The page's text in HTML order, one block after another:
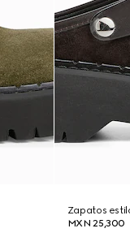
Zapatos
MXN 25,300